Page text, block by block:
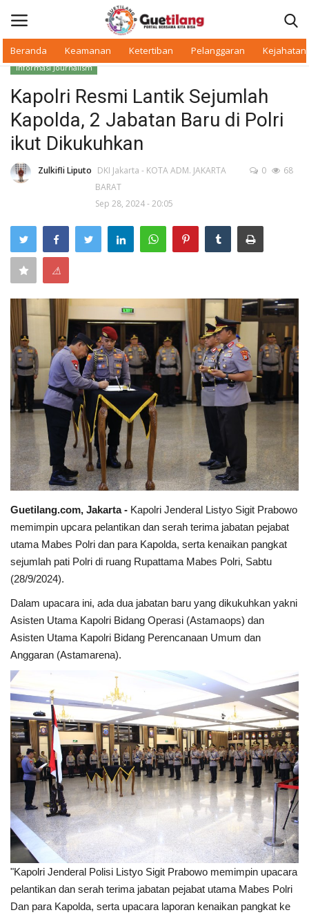
Beranda Keamanan Ketertiban Pelanggaran Kejahatan
Beranda
Warkop Digital
Pelanggaran
Ketertiban
Keamanan
Kejahatan
Cybers Event
UMKM & Ekonomi Kreatif
Pekerja Migran Indonesia
Ekonomi
Pendidikan
Informasi Journalism
Olahraga
Kesehatan
Layanan Publik
Perempuan/Anak
Informasi Journalism
Kapolri Resmi Lantik Sejumlah
Kapolda, 2 Jabatan Baru di Polri
ikut Dikukuhkan
Zulkifli Liputo DKI Jakarta - KOTA ADM. JAKARTA
BARAT
Sep 28, 2024 - 20:05
0 68
⚠
Guetilang.com, Jakarta - Kapolri Jenderal Listyo Sigit Prabowo
memimpin upcara pelantikan dan serah terima jabatan pejabat
utama Mabes Polri dan para Kapolda, serta kenaikan pangkat
sejumlah pati Polri di ruang Rupattama Mabes Polri, Sabtu
(28/9/2024).
Dalam upacara ini, ada dua jabatan baru yang dikukuhkan yakni
Asisten Utama Kapolri Bidang Operasi (Astamaops) dan
Asisten Utama Kapolri Bidang Perencanaan Umum dan
Anggaran (Astamarena).
"Kapolri Jenderal Polisi Listyo Sigit Prabowo memimpin upacara
pelantikan dan serah terima jabatan pejabat utama Mabes Polri
Dan para Kapolda, serta upacara laporan kenaikan pangkat ke